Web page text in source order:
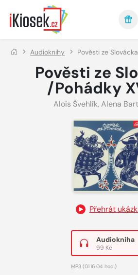
Přejít na hlavní obsah
Audioknihy Pověsti ze
Pověsti ze
/Pohádky
Alois Švehlík, Alena
Přehrát
Audiokniha
99 Kč
MP3 (01:16:04 hod.)